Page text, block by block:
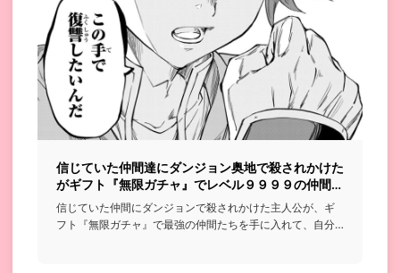
信じていた仲間達にダンジョン奥地で殺されかけた
がギフト『無限ガチャ』でレベル９９９９の仲間達
を手に入れて元パーティーメンバーと世界に復讐＆
『ざまぁ！』します！
信じていた仲間にダンジョンで殺されかけた主人公が、ギ
フト『無限ガチャ』で最強の仲間たちを手に入れて、自分